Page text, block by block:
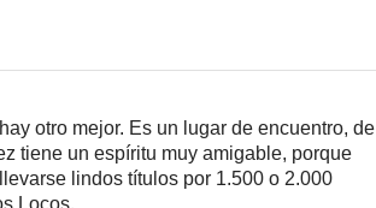
otro mejor. Es un lugar de encuentro, de
tiene un espíritu muy amigable, porque
lindos títulos por 1.500 o 2.000